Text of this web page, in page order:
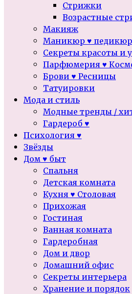
Стрижки
Возрастные
Макияж
Маникюр ♥ педикюр
Секреты красоты и
Парфюмерия ♥
Брови ♥ Ресницы
Татуировки
Мода и стиль
Модные тренды /
Гардероб ♥
Психология ♥
Звёзды
Дом ♥ быт
Спальня
Детская комната
Кухня ♥ Столовая
Прихожая
Гостиная
Ванная комната
Гардеробная
Дом и двор
Домашний офис
Секреты интерьера
Хранение и порядок